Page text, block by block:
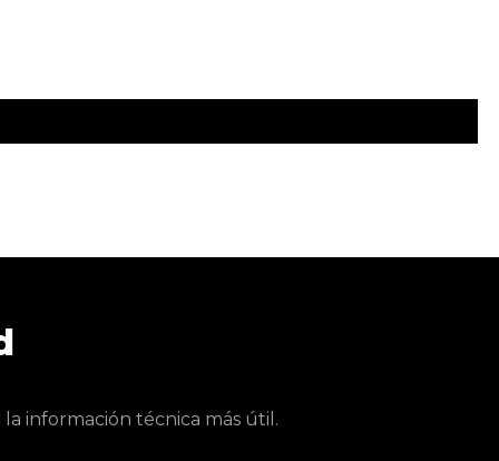
información técnica más útil.